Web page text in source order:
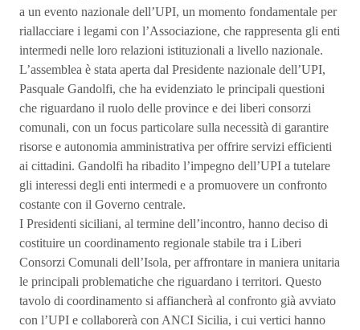
a un evento nazionale dell’UPI, un momento fondamentale per
riallacciare i legami con l’Associazione, che rappresenta gli enti
intermedi nelle loro relazioni istituzionali a livello nazionale.
L’assemblea è stata aperta dal Presidente nazionale dell’UPI,
Pasquale Gandolfi, che ha evidenziato le principali questioni
che riguardano il ruolo delle province e dei liberi consorzi
comunali, con un focus particolare sulla necessità di garantire
risorse e autonomia amministrativa per offrire servizi efficienti
ai cittadini. Gandolfi ha ribadito l’impegno dell’UPI a tutelare
gli interessi degli enti intermedi e a promuovere un confronto
costante con il Governo centrale.
I Presidenti siciliani, al termine dell’incontro, hanno deciso di
costituire un coordinamento regionale stabile tra i Liberi
Consorzi Comunali dell’Isola, per affrontare in maniera unitaria
le principali problematiche che riguardano i territori. Questo
tavolo di coordinamento si affiancherà al confronto già avviato
con l’UPI e collaborerà con ANCI Sicilia, i cui vertici hanno